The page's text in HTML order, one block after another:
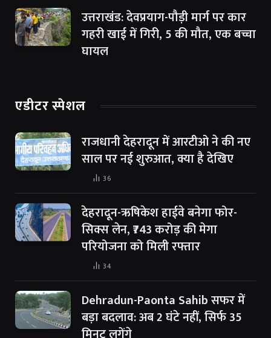
उत्तराखंड: देवप्रयाग-पौड़ी मार्ग पर कार
गहरी खाई में गिरी, 5 की मौत, एक बच्चा
घायल
एडीटर स्पेशल
राजधानी देहरादून में आरटीओ ने की नए
साल पर नई शुरुआत, क्या है देखिए
36
देहरादून-ऋषिकेश हाईवे बनेगा फोर-
सिक्स लेन, ₹743 करोड़ की मेगा
परियोजना को मिली रफ्तार
34
Dehradun-Paonta Sahib सफर में
बड़ा बदलाव: अब 2 घंटे नहीं, सिर्फ 35